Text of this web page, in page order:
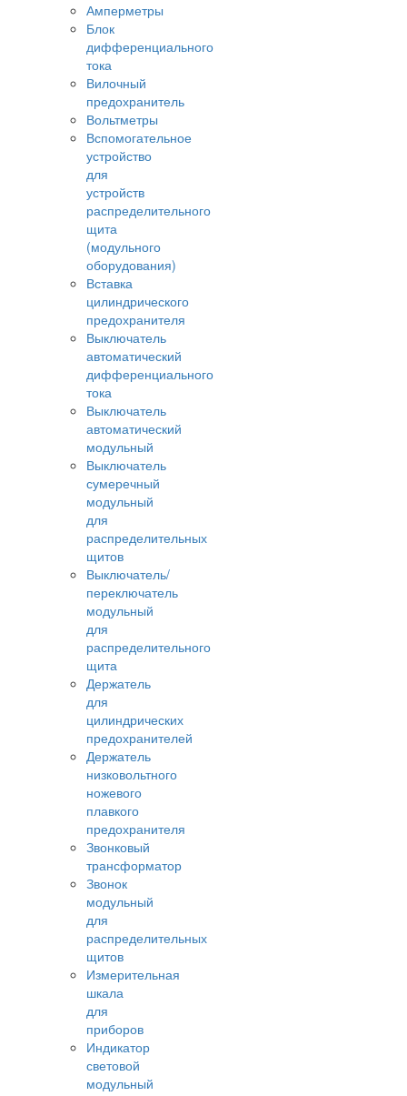
Амперметры
Блок
дифференциального
тока
Вилочный
предохранитель
Вольтметры
Вспомогательное
устройство
для
устройств
распределительного
щита
(модульного
оборудования)
Вставка
цилиндрического
предохранителя
Выключатель
автоматический
дифференциального
тока
Выключатель
автоматический
модульный
Выключатель
сумеречный
модульный
для
распределительных
щитов
Выключатель/
переключатель
модульный
для
распределительного
щита
Держатель
для
цилиндрических
предохранителей
Держатель
низковольтного
ножевого
плавкого
предохранителя
Звонковый
трансформатор
Звонок
модульный
для
распределительных
щитов
Измерительная
шкала
для
приборов
Индикатор
световой
модульный